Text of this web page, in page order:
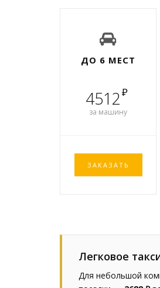
ДО 6 МЕСТ
4512₽
за машину
ЗАКАЗАТЬ
Легковое
Для небольшой